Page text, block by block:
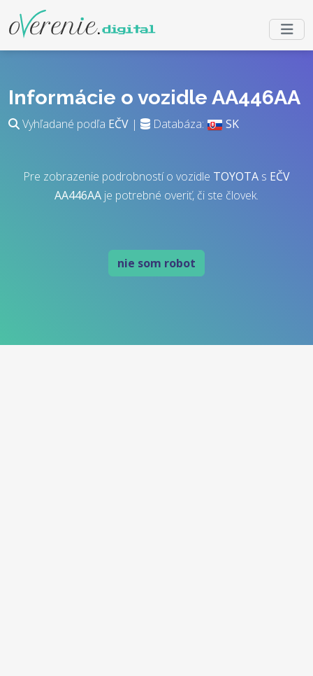
Informácie o vozidle AA446AA
Vyhľadané podľa EČV | Databáza: SK
Pre zobrazenie podrobností o vozidle TOYOTA s EČV
AA446AA je potrebné overiť, či ste človek.
nie som robot